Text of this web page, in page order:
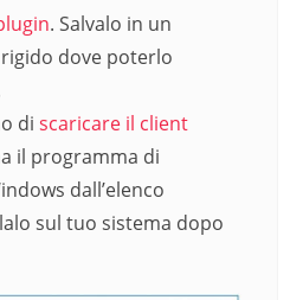
. Salvalo in un
dove poterlo
di scaricare il client
il programma di
dall’elenco
sul tuo sistema dopo